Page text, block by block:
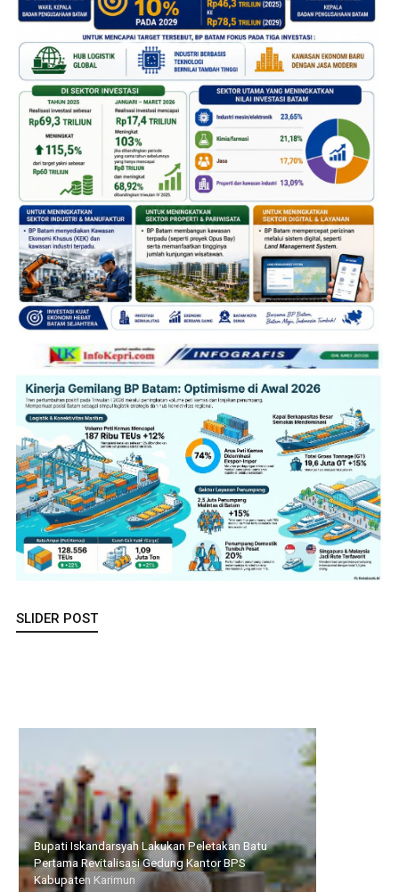
SLIDER POST
Bupati Iskandarsyah Lakukan Peletakan Batu Pertama
Revitalisasi Gedung Kantor BPS Kabupaten Karimun
Plt.Camat Singkep Barat